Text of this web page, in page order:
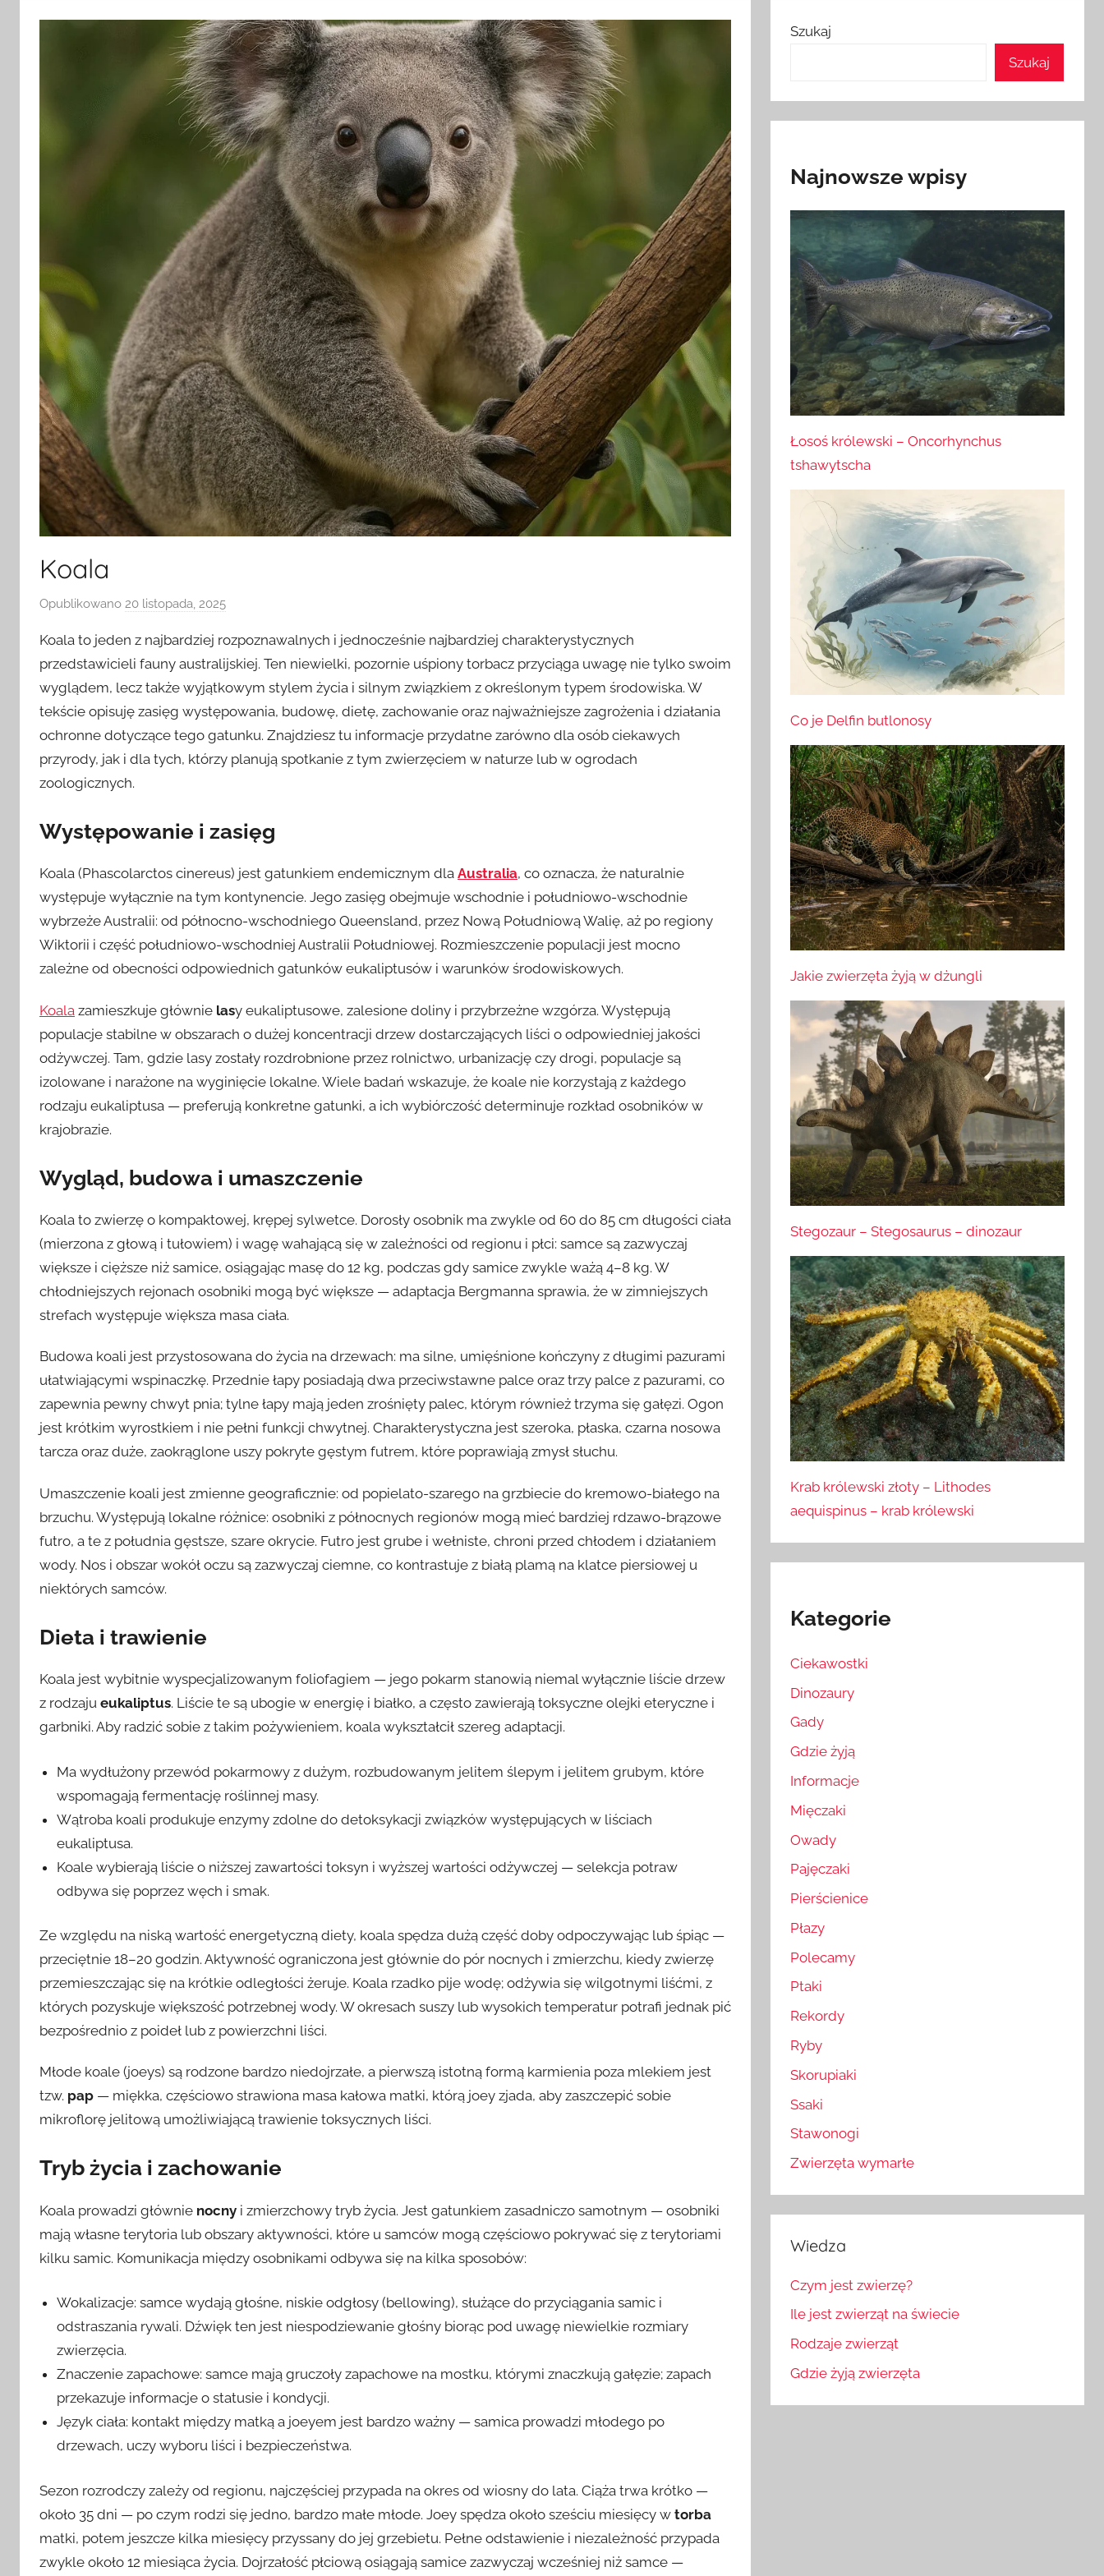
Koala
Opublikowano 20 listopada, 2025
z
e
z
Koala to jeden z najbardziej rozpoznawalnych i jednocześnie najbardziej charakterystycznych
przedstawicieli fauny australijskiej. Ten niewielki, pozornie uśpiony torbacz przyciąga uwagę nie tylko swoim
wyglądem, lecz także wyjątkowym stylem życia i silnym związkiem z określonym typem środowiska. W
tekście opisuję zasięg występowania, budowę, dietę, zachowanie oraz najważniejsze zagrożenia i działania
ochronne dotyczące tego gatunku. Znajdziesz tu informacje przydatne zarówno dla osób ciekawych
przyrody, jak i dla tych, którzy planują spotkanie z tym zwierzęciem w naturze lub w ogrodach
zoologicznych.
Występowanie i zasięg
Koala (Phascolarctos cinereus) jest gatunkiem endemicznym dla Australia, co oznacza, że naturalnie
występuje wyłącznie na tym kontynencie. Jego zasięg obejmuje wschodnie i południowo-wschodnie
wybrzeże Australii: od północno-wschodniego Queensland, przez Nową Południową Walię, aż po regiony
Wiktorii i część południowo-wschodniej Australii Południowej. Rozmieszczenie populacji jest mocno
zależne od obecności odpowiednich gatunków eukaliptusów i warunków środowiskowych.
Koala zamieszkuje głównie lasy eukaliptusowe, zalesione doliny i przybrzeżne wzgórza. Występują
populacje stabilne w obszarach o dużej koncentracji drzew dostarczających liści o odpowiedniej jakości
odżywczej. Tam, gdzie lasy zostały rozdrobnione przez rolnictwo, urbanizację czy drogi, populacje są
izolowane i narażone na wyginięcie lokalne. Wiele badań wskazuje, że koale nie korzystają z każdego
rodzaju eukaliptusa — preferują konkretne gatunki, a ich wybiórczość determinuje rozkład osobników w
krajobrazie.
Wygląd, budowa i umaszczenie
Koala to zwierzę o kompaktowej, krępej sylwetce. Dorosły osobnik ma zwykle od 60 do 85 cm długości ciała
(mierzona z głową i tułowiem) i wagę wahającą się w zależności od regionu i płci: samce są zazwyczaj
większe i cięższe niż samice, osiągając masę do 12 kg, podczas gdy samice zwykle ważą 4–8 kg. W
chłodniejszych rejonach osobniki mogą być większe — adaptacja Bergmanna sprawia, że w zimniejszych
strefach występuje większa masa ciała.
Budowa koali jest przystosowana do życia na drzewach: ma silne, umięśnione kończyny z długimi pazurami
ułatwiającymi wspinaczkę. Przednie łapy posiadają dwa przeciwstawne palce oraz trzy palce z pazurami, co
zapewnia pewny chwyt pnia; tylne łapy mają jeden zrośnięty palec, którym również trzyma się gałęzi. Ogon
jest krótkim wyrostkiem i nie pełni funkcji chwytnej. Charakterystyczna jest szeroka, płaska, czarna nosowa
tarcza oraz duże, zaokrąglone uszy pokryte gęstym futrem, które poprawiają zmysł słuchu.
Umaszczenie koali jest zmienne geograficznie: od popielato-szarego na grzbiecie do kremowo-białego na
brzuchu. Występują lokalne różnice: osobniki z północnych regionów mogą mieć bardziej rdzawo-brązowe
futro, a te z południa gęstsze, szare okrycie. Futro jest grube i wełniste, chroni przed chłodem i działaniem
wody. Nos i obszar wokół oczu są zazwyczaj ciemne, co kontrastuje z białą plamą na klatce piersiowej u
niektórych samców.
Dieta i trawienie
Koala jest wybitnie wyspecjalizowanym foliofagiem — jego pokarm stanowią niemal wyłącznie liście drzew
z rodzaju eukaliptus. Liście te są ubogie w energię i białko, a często zawierają toksyczne olejki eteryczne i
garbniki. Aby radzić sobie z takim pożywieniem, koala wykształcił szereg adaptacji.
Ma wydłużony przewód pokarmowy z dużym, rozbudowanym jelitem ślepym i jelitem grubym, które
wspomagają fermentację roślinnej masy.
Wątroba koali produkuje enzymy zdolne do detoksykacji związków występujących w liściach
eukaliptusa.
Koale wybierają liście o niższej zawartości toksyn i wyższej wartości odżywczej — selekcja potraw
odbywa się poprzez węch i smak.
Ze względu na niską wartość energetyczną diety, koala spędza dużą część doby odpoczywając lub śpiąc —
przeciętnie 18–20 godzin. Aktywność ograniczona jest głównie do pór nocnych i zmierzchu, kiedy zwierzę
przemieszczając się na krótkie odległości żeruje. Koala rzadko pije wodę; odżywia się wilgotnymi liśćmi, z
których pozyskuje większość potrzebnej wody. W okresach suszy lub wysokich temperatur potrafi jednak pić
bezpośrednio z poideł lub z powierzchni liści.
Młode koale (joeys) są rodzone bardzo niedojrzałe, a pierwszą istotną formą karmienia poza mlekiem jest
tzw. pap — miękka, częściowo strawiona masa kałowa matki, którą joey zjada, aby zaszczepić sobie
mikroflorę jelitową umożliwiającą trawienie toksycznych liści.
Tryb życia i zachowanie
Koala prowadzi głównie nocny i zmierzchowy tryb życia. Jest gatunkiem zasadniczo samotnym — osobniki
mają własne terytoria lub obszary aktywności, które u samców mogą częściowo pokrywać się z terytoriami
kilku samic. Komunikacja między osobnikami odbywa się na kilka sposobów:
Wokalizacje: samce wydają głośne, niskie odgłosy (bellowing), służące do przyciągania samic i
odstraszania rywali. Dźwięk ten jest niespodziewanie głośny biorąc pod uwagę niewielkie rozmiary
zwierzęcia.
Znaczenie zapachowe: samce mają gruczoły zapachowe na mostku, którymi znaczkują gałęzie; zapach
przekazuje informacje o statusie i kondycji.
Język ciała: kontakt między matką a joeyem jest bardzo ważny — samica prowadzi młodego po
drzewach, uczy wyboru liści i bezpieczeństwa.
Sezon rozrodczy zależy od regionu, najczęściej przypada na okres od wiosny do lata. Ciąża trwa krótko —
około 35 dni — po czym rodzi się jedno, bardzo małe młode. Joey spędza około sześciu miesięcy w torba
matki, potem jeszcze kilka miesięcy przyssany do jej grzebietu. Pełne odstawienie i niezależność przypada
zwykle około 12 miesiąca życia. Dojrzałość płciową osiągają samice zazwyczaj wcześniej niż samce —
Szukaj
Szukaj
Najnowsze wpisy
Łosoś królewski – Oncorhynchus
tshawytscha
Co je Delfin butlonosy
Jakie zwierzęta żyją w dżungli
Stegozaur – Stegosaurus – dinozaur
Krab królewski złoty – Lithodes
aequispinus – krab królewski
Kategorie
Ciekawostki
Dinozaury
Gady
Gdzie żyją
Informacje
Mięczaki
Owady
Pajęczaki
Pierścienice
Płazy
Polecamy
Ptaki
Rekordy
Ryby
Skorupiaki
Ssaki
Stawonogi
Zwierzęta wymarłe
Wiedza
Czym jest zwierzę?
Ile jest zwierząt na świecie
Rodzaje zwierząt
Gdzie żyją zwierzęta